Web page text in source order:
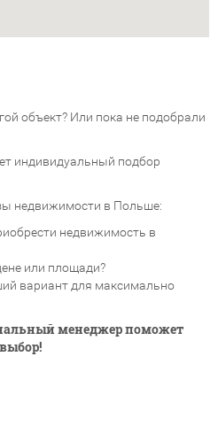
объект? Или пока не подобрали
индивидуальный подбор
недвижимости в Польше:
недвижимость в
или площади?
вариант для максимально
менеджер поможет